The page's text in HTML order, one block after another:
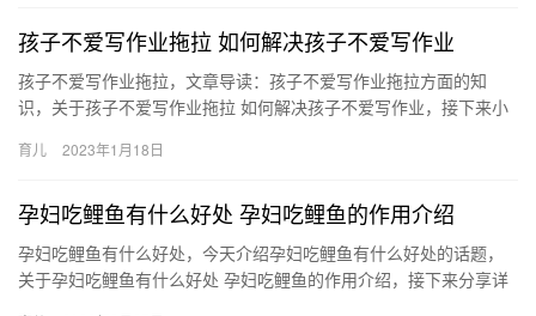
孩子不爱写作业拖拉 如何解决孩子不爱写作业
孩子不爱写作业拖拉，文章导读：孩子不爱写作业拖拉方面的知
识，关于孩子不爱写作业拖拉 如何解决孩子不爱写作业，接下来小
子…
育儿 2023年1月18日
孕妇吃鲤鱼有什么好处 孕妇吃鲤鱼的作用介绍
孕妇吃鲤鱼有什么好处，今天介绍孕妇吃鲤鱼有什么好处的话题，
关于孕妇吃鲤鱼有什么好处 孕妇吃鲤鱼的作用介绍，接下来分享详